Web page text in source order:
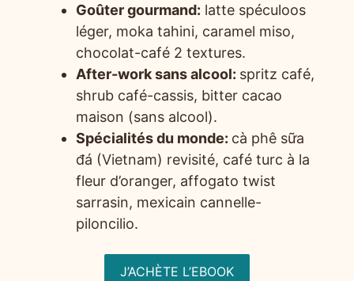
Goûter gourmand: latte spéculoos
léger, moka tahini, caramel miso,
chocolat-café 2 textures.
After-work sans alcool: spritz café,
shrub café-cassis, bitter cacao
maison (sans alcool).
Spécialités du monde: cà phê sữa
đá (Vietnam) revisité, café turc à la
fleur d’oranger, affogato twist
sarrasin, mexicain cannelle-
piloncilio.
J’ACHÈTE L’EBOOK